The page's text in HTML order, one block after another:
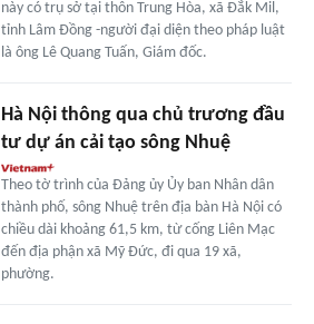
này có trụ sở tại thôn Trung Hòa, xã Đắk Mil,
tỉnh Lâm Đồng -người đại diện theo pháp luật
là ông Lê Quang Tuấn, Giám đốc.
Hà Nội thông qua chủ trương đầu
tư dự án cải tạo sông Nhuệ
Theo tờ trình của Đảng ủy Ủy ban Nhân dân
thành phố, sông Nhuệ trên địa bàn Hà Nội có
chiều dài khoảng 61,5 km, từ cống Liên Mạc
đến địa phận xã Mỹ Đức, đi qua 19 xã,
phường.